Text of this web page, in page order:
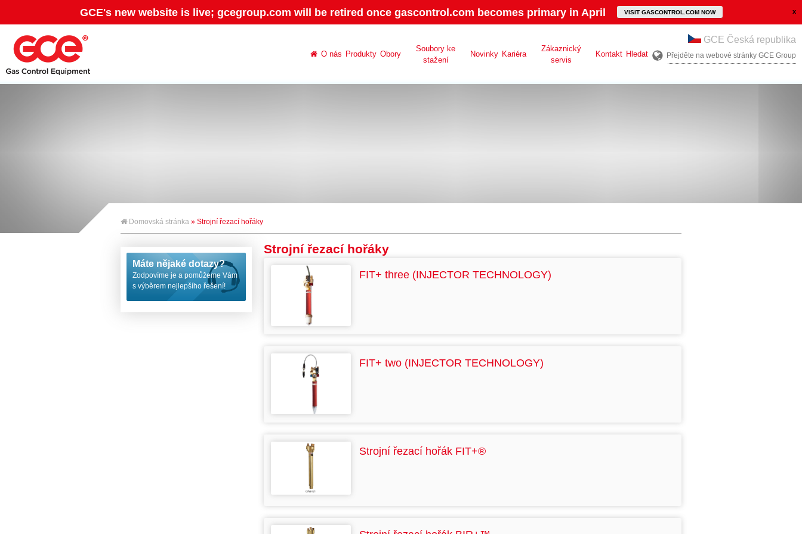
GCE's new website is live; gcegroup.com will be retired once gascontrol.com becomes primary in April VISIT GASCONTROL.COM NOW
O nás Produkty Obory
Soubory ke
stažení
Novinky Kariéra
Zákaznický
servis
Kontakt Hledat
GCE Česká republika
Přejděte na webové stránky GCE Group
Domovská stránka » Strojní řezací hořáky
Máte nějaké dotazy?
Zodpovíme je a pomůžeme Vám
s výběrem nejlepšího řešení!
Strojní řezací hořáky
FIT+ three (INJECTOR TECHNOLOGY)
FIT+ two (INJECTOR TECHNOLOGY)
Strojní řezací hořák FIT+®